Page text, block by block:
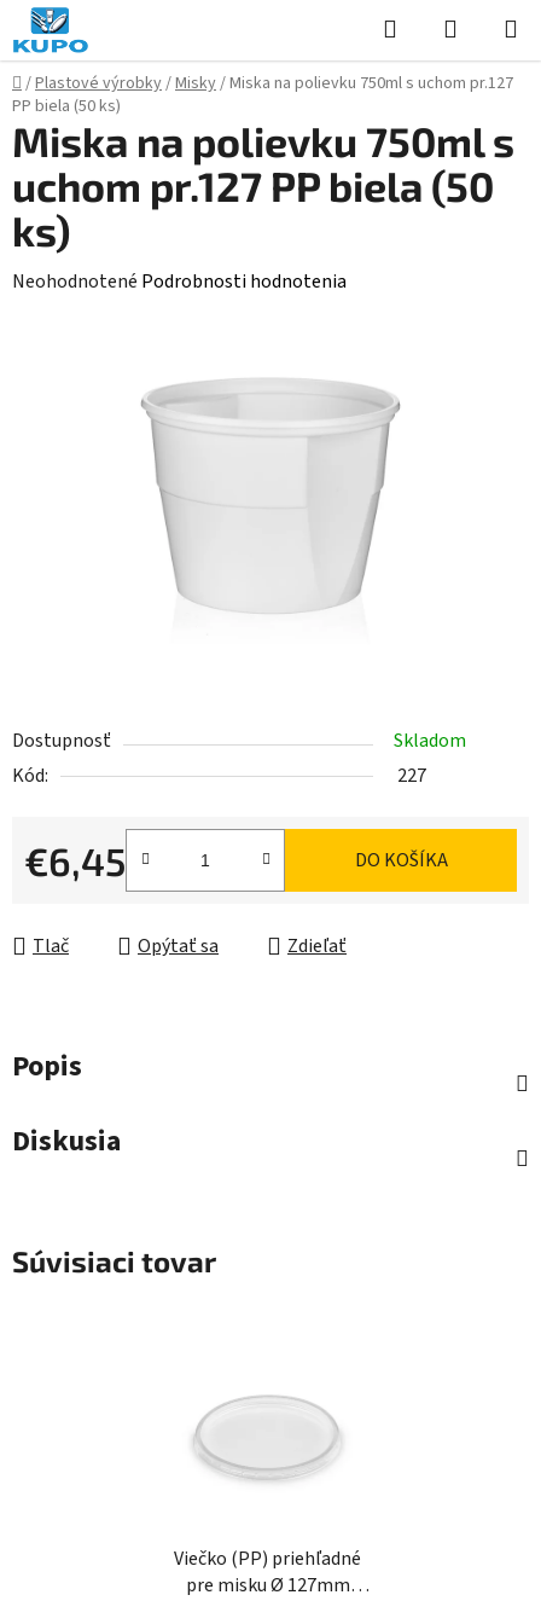
Prejsť
na
obsah
Hľadať
KOŠÍK
Domov
/Plastové výrobky/Misky/Miska na polievku 750ml s uchom pr.127
PP biela (50 ks)
Dostupnosť
Skladom
Kód:
227
€6,45
Jednotková cena:
DO KOŠÍKA
Tlač Opýtať sa Zdieľať
Miska na polievku 750ml s
uchom pr.127 PP biela (50
ks)
Priemerné
Neohodnotené Podrobnosti hodnotenia
Popis
Diskusia
Súvisiaci tovar
Viečko (PP) priehľadné
pre misku Ø 127mm